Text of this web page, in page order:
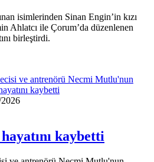
isimlerinden Sinan Engin’in kızı
Ahlatcı ile Çorum’da düzenlenen
birleştirdi.
kaybetti